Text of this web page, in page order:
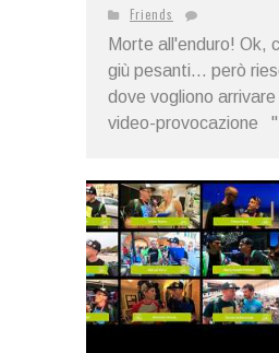
Friends
Morte all'enduro! Ok,
giù pesanti... però
dove vogliono
video-provocazione